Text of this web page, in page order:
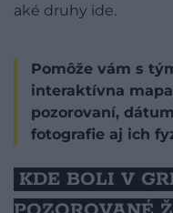
aké druhy ide.
Pomôže vám s
interaktívna
pozorovaní,
fotografie aj ich
KDE BOLI V